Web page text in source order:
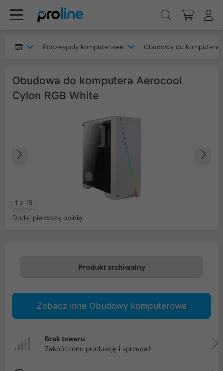
Podzespoły komputerowe Obudowy do komputera
Obudowa do komputera Aerocool
Cylon RGB White
1 z 16
Dodaj pierwszą opinię
Produkt archiwalny
Zobacz inne Obudowy komputerowe
Brak towaru
Zakończono produkcję i sprzedaż